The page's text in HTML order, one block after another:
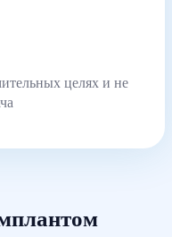
целях и не